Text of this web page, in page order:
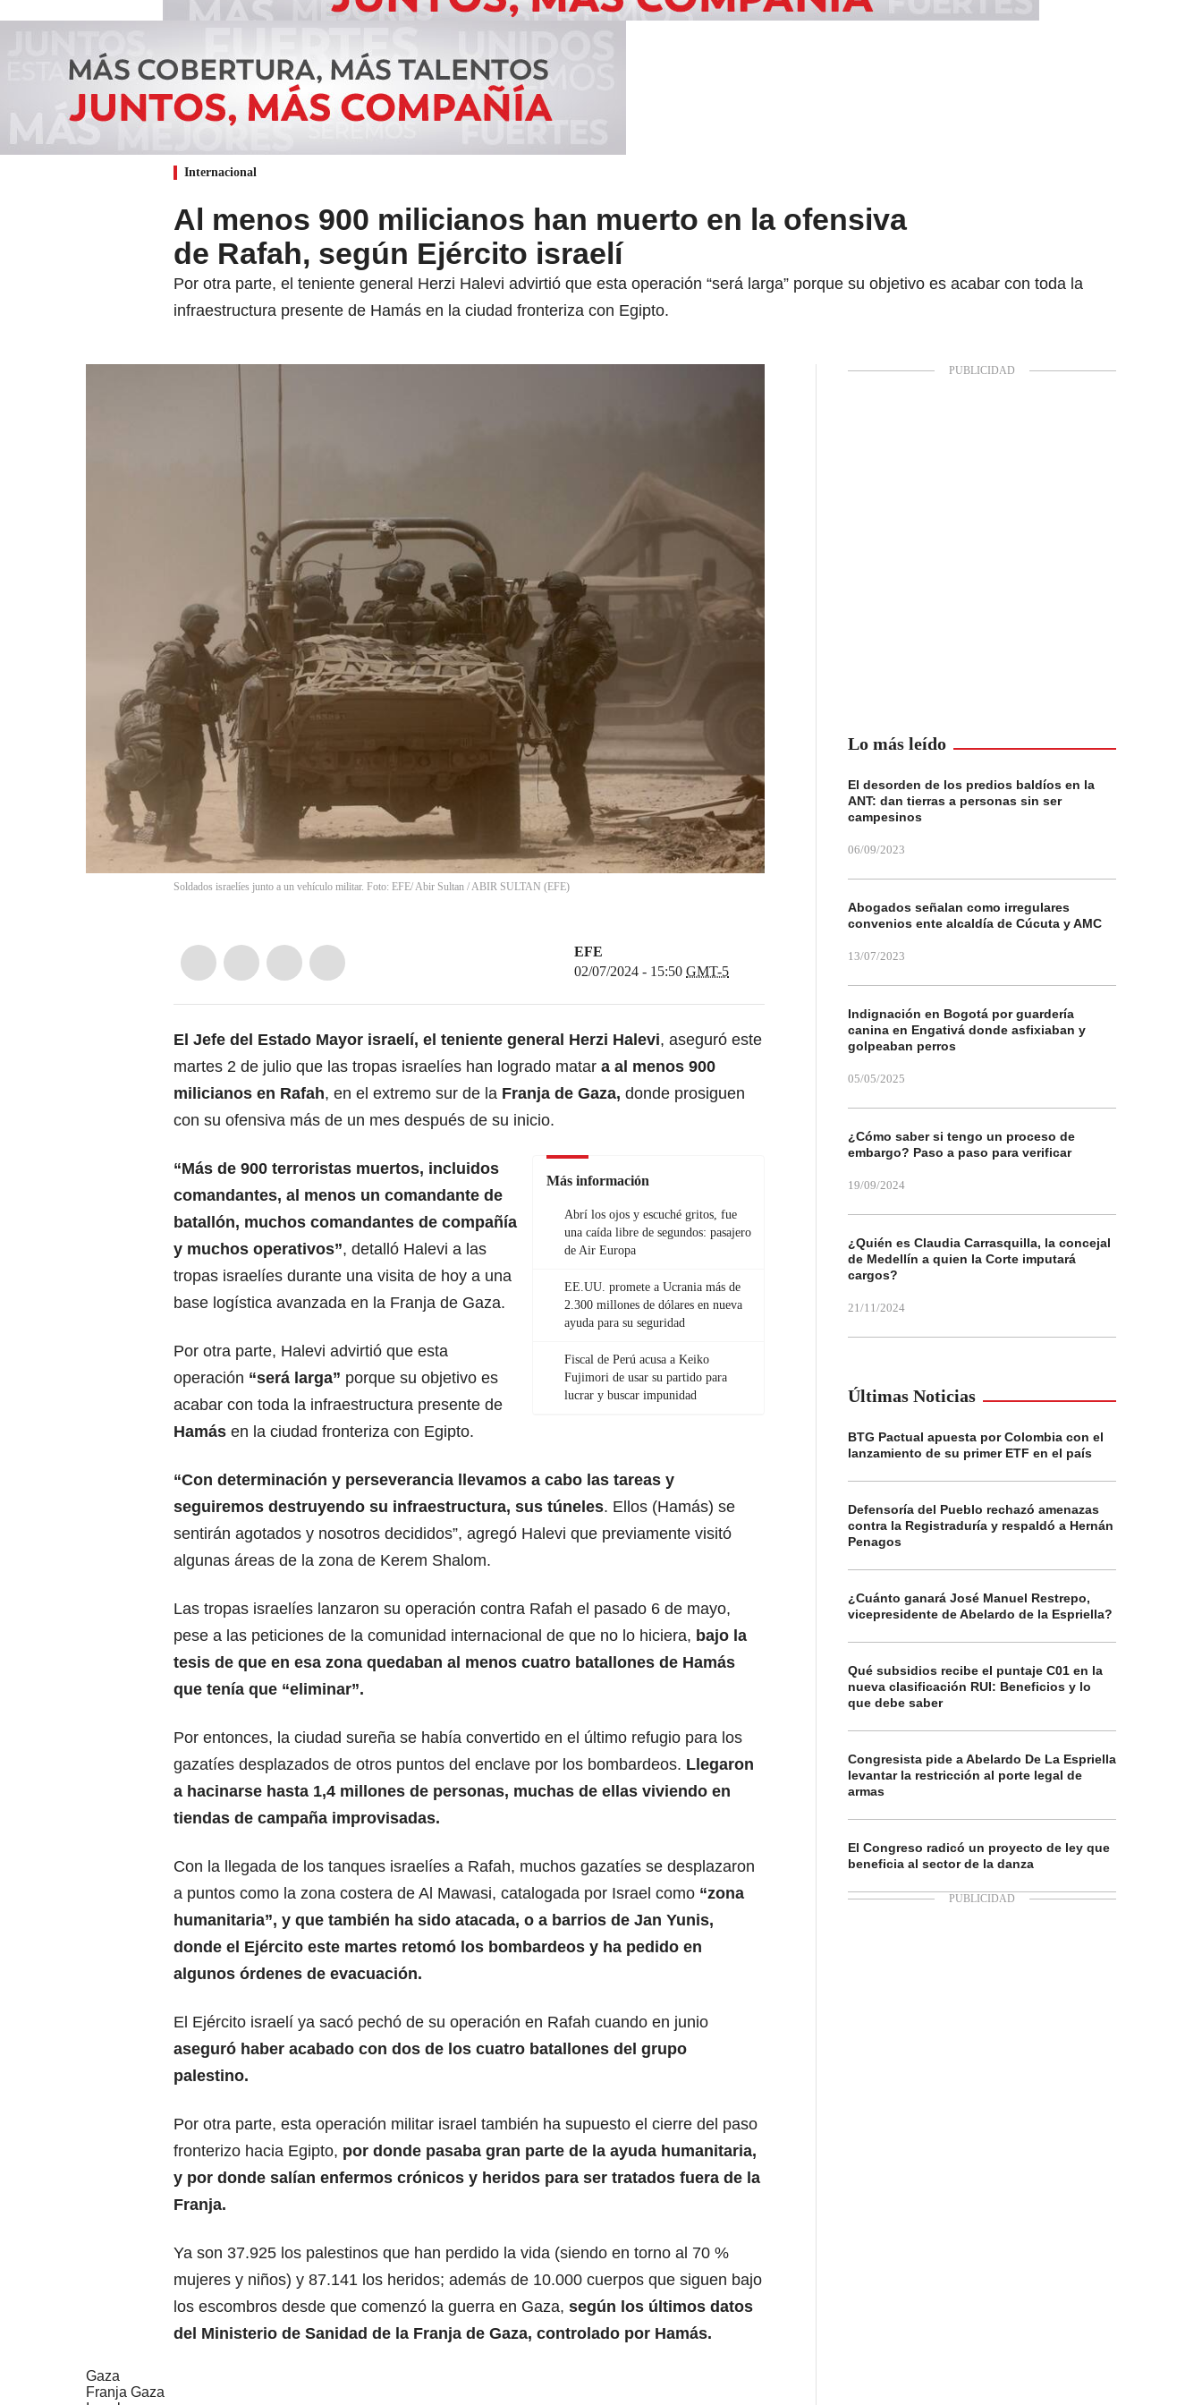
Internacional
Al menos 900 milicianos han muerto en la ofensiva
de Rafah, según Ejército israelí
Por otra parte, el teniente general Herzi Halevi advirtió que esta operación “será larga” porque su objetivo es acabar con toda la
infraestructura presente de Hamás en la ciudad fronteriza con Egipto.
Soldados israelíes junto a un vehículo militar. Foto: EFE/ Abir Sultan /ABIR SULTAN (EFE)
EFE
02/07/2024 - 15:50 GMT-5
El Jefe del Estado Mayor israelí, el teniente general Herzi Halevi, aseguró este
martes 2 de julio que las tropas israelíes han logrado matar a al menos 900
milicianos en Rafah, en el extremo sur de la Franja de Gaza, donde prosiguen
con su ofensiva más de un mes después de su inicio.
Más información
Abrí los ojos y escuché gritos, fue
una caída libre de segundos: pasajero
de Air Europa
EE.UU. promete a Ucrania más de
2.300 millones de dólares en nueva
ayuda para su seguridad
Fiscal de Perú acusa a Keiko
Fujimori de usar su partido para
lucrar y buscar impunidad
“Más de 900 terroristas muertos, incluidos
comandantes, al menos un comandante de
batallón, muchos comandantes de compañía
y muchos operativos”, detalló Halevi a las
tropas israelíes durante una visita de hoy a una
base logística avanzada en la Franja de Gaza.
Por otra parte, Halevi advirtió que esta
operación “será larga” porque su objetivo es
acabar con toda la infraestructura presente de
Hamás en la ciudad fronteriza con Egipto.
“Con determinación y perseverancia llevamos a cabo las tareas y
seguiremos destruyendo su infraestructura, sus túneles. Ellos (Hamás) se
sentirán agotados y nosotros decididos”, agregó Halevi que previamente visitó
algunas áreas de la zona de Kerem Shalom.
Las tropas israelíes lanzaron su operación contra Rafah el pasado 6 de mayo,
pese a las peticiones de la comunidad internacional de que no lo hiciera, bajo la
tesis de que en esa zona quedaban al menos cuatro batallones de Hamás
que tenía que “eliminar”.
Por entonces, la ciudad sureña se había convertido en el último refugio para los
gazatíes desplazados de otros puntos del enclave por los bombardeos. Llegaron
a hacinarse hasta 1,4 millones de personas, muchas de ellas viviendo en
tiendas de campaña improvisadas.
Con la llegada de los tanques israelíes a Rafah, muchos gazatíes se desplazaron
a puntos como la zona costera de Al Mawasi, catalogada por Israel como “zona
humanitaria”, y que también ha sido atacada, o a barrios de Jan Yunis,
donde el Ejército este martes retomó los bombardeos y ha pedido en
algunos órdenes de evacuación.
El Ejército israelí ya sacó pechó de su operación en Rafah cuando en junio
aseguró haber acabado con dos de los cuatro batallones del grupo
palestino.
Por otra parte, esta operación militar israel también ha supuesto el cierre del paso
fronterizo hacia Egipto, por donde pasaba gran parte de la ayuda humanitaria,
y por donde salían enfermos crónicos y heridos para ser tratados fuera de la
Franja.
Ya son 37.925 los palestinos que han perdido la vida (siendo en torno al 70 %
mujeres y niños) y 87.141 los heridos; además de 10.000 cuerpos que siguen bajo
los escombros desde que comenzó la guerra en Gaza, según los últimos datos
del Ministerio de Sanidad de la Franja de Gaza, controlado por Hamás.
Gaza
Franja Gaza
Lo más leído
El desorden de los predios baldíos en la
ANT: dan tierras a personas sin ser
campesinos
06/09/2023
Abogados señalan como irregulares
convenios ente alcaldía de Cúcuta y AMC
13/07/2023
Indignación en Bogotá por guardería
canina en Engativá donde asfixiaban y
golpeaban perros
05/05/2025
¿Cómo saber si tengo un proceso de
embargo? Paso a paso para verificar
19/09/2024
¿Quién es Claudia Carrasquilla, la concejal
de Medellín a quien la Corte imputará
cargos?
21/11/2024
Últimas Noticias
BTG Pactual apuesta por Colombia con el
lanzamiento de su primer ETF en el país
Defensoría del Pueblo rechazó amenazas
contra la Registraduría y respaldó a Hernán
Penagos
¿Cuánto ganará José Manuel Restrepo,
vicepresidente de Abelardo de la Espriella?
Qué subsidios recibe el puntaje C01 en la
nueva clasificación RUI: Beneficios y lo
que debe saber
Congresista pide a Abelardo De La Espriella
levantar la restricción al porte legal de
armas
El Congreso radicó un proyecto de ley que
beneficia al sector de la danza